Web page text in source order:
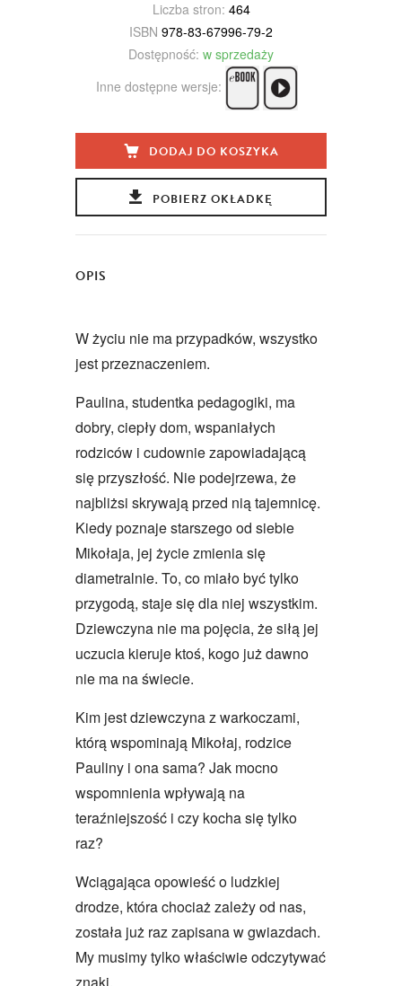
Liczba stron: 464
ISBN 978-83-67996-79-2
Dostępność: w sprzedaży
Inne dostępne wersje:
DODAJ DO KOSZYKA
POBIERZ OKŁADKĘ
OPIS
W życiu nie ma przypadków, wszystko
jest przeznaczeniem.
Paulina, studentka pedagogiki, ma
dobry, ciepły dom, wspaniałych
rodziców i cudownie zapowiadającą
się przyszłość. Nie podejrzewa, że
najbliżsi skrywają przed nią tajemnicę.
Kiedy poznaje starszego od siebie
Mikołaja, jej życie zmienia się
diametralnie. To, co miało być tylko
przygodą, staje się dla niej wszystkim.
Dziewczyna nie ma pojęcia, że siłą jej
uczucia kieruje ktoś, kogo już dawno
nie ma na świecie.
Kim jest dziewczyna z warkoczami,
którą wspominają Mikołaj, rodzice
Pauliny i ona sama? Jak mocno
wspomnienia wpływają na
teraźniejszość i czy kocha się tylko
raz?
Wciągająca opowieść o ludzkiej
drodze, która chociaż zależy od nas,
została już raz zapisana w gwiazdach.
My musimy tylko właściwie odczytywać
znaki.